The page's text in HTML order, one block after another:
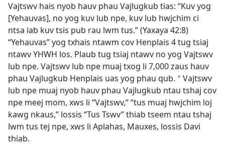
Vajtswv hais nyob hauv phau Vajlugkub tias: “Kuv yog
[Yehauvas], no yog kuv lub npe, kuv lub hwjchim ci
ntsa iab kuv tsis pub rau lwm tus.” (Yaxaya 42:8)
“Yehauvas” yog txhais ntawm cov Henplais 4 tug tsiaj
ntawv YHWH los. Plaub tug tsiaj ntawv no yog Vajtswv
lub npe. Vajtswv lub npe muaj txog li 7,000 zaus hauv
phau Vajlugkub Henplais uas yog phau qub. aVajtswv
lub npe muaj nyob hauv phau Vajlugkub ntau tshaj cov
npe meej mom, xws li “Vajtswv,” “tus muaj hwjchim loj
kawg nkaus,” lossis “Tus Tswv” thiab tseem ntau tshaj
lwm tus tej npe, xws li Aplahas, Mauxes, lossis Davi
thiab.